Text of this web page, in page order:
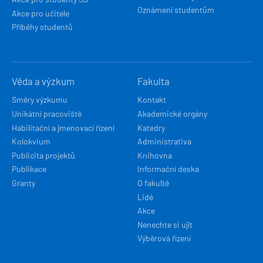
Akce pro učitele
Příběhy studentů
Oznámení studentům
Věda a výzkum
Směry výzkumu
Unikátní pracoviště
Habilitační a jmenovací řízení
Kolokvium
Publicita projektů
Publikace
Granty
Fakulta
Kontakt
Akademické orgány
Katedry
Administrativa
Knihovna
Informační deska
O fakultě
Lidé
Akce
Nenechte si ujít
Výběrová řízení